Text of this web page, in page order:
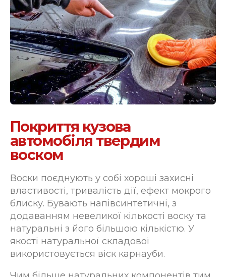
Покриття кузова
автомобіля твердим
воском
Воски поєднують у собі хороші захисні
властивості, тривалість дії, ефект мокрого
блиску. Бувають напівсинтетичні, з
додаванням невеликої кількості воску та
натуральні з його більшою кількістю. У
якості натуральної складової
використовується віск карнауби.